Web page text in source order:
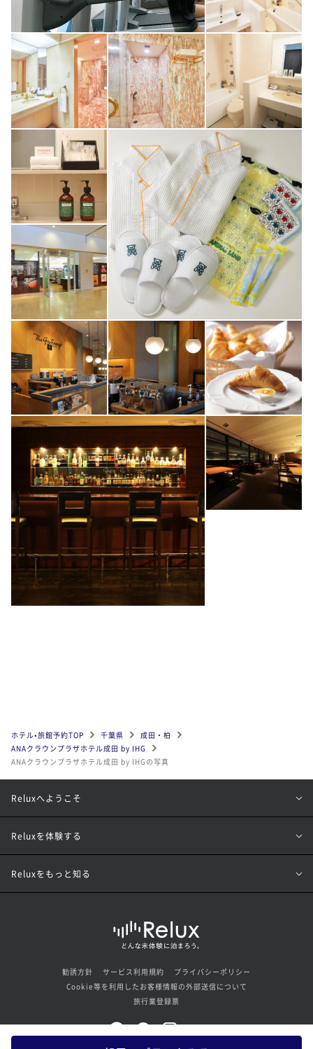
ホテル•旅館予約TOP 千葉県
成田・柏
ANAクラウンプラザホテル成田 by IHG
ANAクラウンプラザホテル成田 by IHGの写真
Reluxへようこそ
Reluxを体験する
Reluxをもっと知る
勧誘方針 サービス利用規約
プライバシーポリシー
Cookie等を利用したお客様情報の外部送信について
旅行業登録票